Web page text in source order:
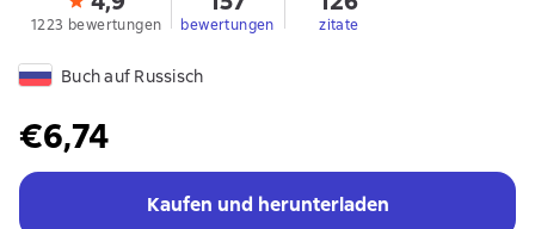
1223 bewertungen bewertungen zitate
Buch auf Russisch
€6,74
Kaufen und herunterladen